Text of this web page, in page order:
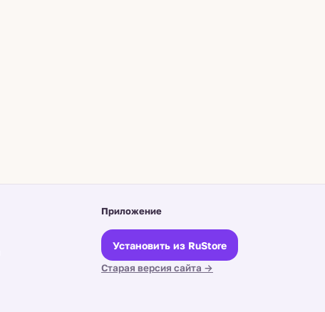
Приложение
Установить из RuStore
Старая версия сайта →